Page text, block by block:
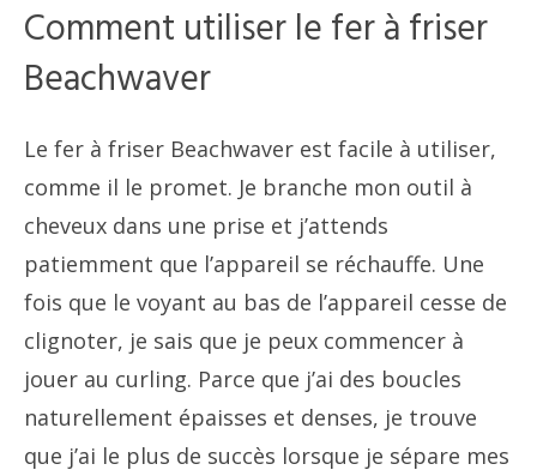
Comment utiliser le fer à friser
Beachwaver
Le fer à friser Beachwaver est facile à utiliser,
comme il le promet. Je branche mon outil à
cheveux dans une prise et j’attends
patiemment que l’appareil se réchauffe. Une
fois que le voyant au bas de l’appareil cesse de
clignoter, je sais que je peux commencer à
jouer au curling. Parce que j’ai des boucles
naturellement épaisses et denses, je trouve
que j’ai le plus de succès lorsque je sépare mes